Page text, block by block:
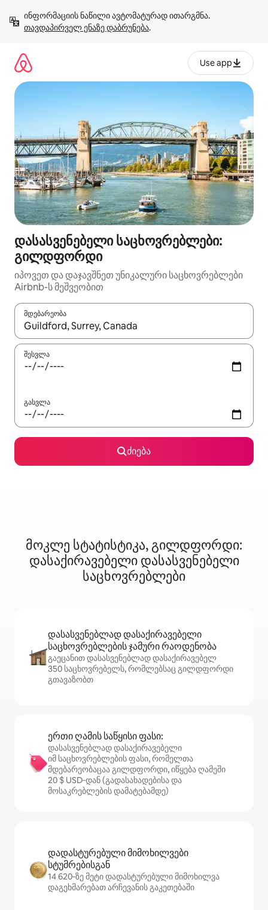
გადასვლა
თავდაპირველ ენაზე დაბრუნება.
Use app
დასასვენებელი საცხოვრებლები:
გილდფორდი
იპოვეთ და დაჯავშნეთ უნიკალური საცხოვრებლები
Airbnb-ს მეშვეობით
მდებარეობა
როცა შედეგები ხელმისაწვდომი გახდება, ნავიგაციისთვის
შესვლა
გასვლა
ძიება
მოკლე სტატისტიკა, გილდფორდი:
დასაქირავებელი დასასვენებელი
საცხოვრებლები
დასასვენებლად დასაქირავებელი
საცხოვრებლების ჯამური რაოდენობა
გაეცანით დასასვენებლად დასაქირავებელ
350 საცხოვრებელს, რომლებსაც გილდფორდი
გთავაზობთ
ერთი ღამის საწყისი ფასი:
დასასვენებლად დასაქირავებელი
იმ საცხოვრებლების ფასი, რომელთა
მდებარეობაცაა გილდფორდი, იწყება ღამეში
20 $ USD‑დან (გადასახადებისა და
მოსაკრებლების დამატებამდე)
დადასტურებული მიმოხილვები
სტუმრებისგან
14 620‑ზე მეტი დადასტურებული მიმოხილვა
დაგეხმარებათ არჩევანის გაკეთებაში